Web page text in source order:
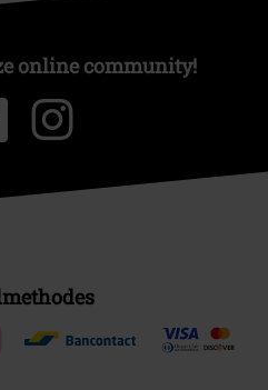
online community!